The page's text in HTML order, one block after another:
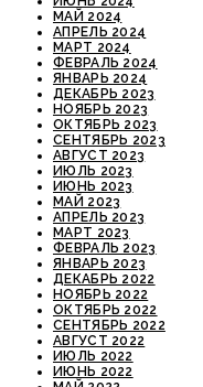
МАЙ 2024
АПРЕЛЬ 2024
МАРТ 2024
ФЕВРАЛЬ 2024
ЯНВАРЬ 2024
ДЕКАБРЬ 2023
НОЯБРЬ 2023
ОКТЯБРЬ 2023
СЕНТЯБРЬ 2023
АВГУСТ 2023
ИЮЛЬ 2023
ИЮНЬ 2023
МАЙ 2023
АПРЕЛЬ 2023
МАРТ 2023
ФЕВРАЛЬ 2023
ЯНВАРЬ 2023
ДЕКАБРЬ 2022
НОЯБРЬ 2022
ОКТЯБРЬ 2022
СЕНТЯБРЬ 2022
АВГУСТ 2022
ИЮЛЬ 2022
ИЮНЬ 2022